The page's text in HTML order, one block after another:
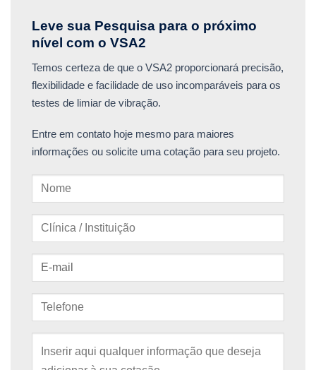
Leve sua Pesquisa para o próximo
nível com o VSA2
Temos certeza de que o VSA2 proporcionará precisão,
flexibilidade e facilidade de uso incomparáveis para os
testes de limiar de vibração.
Entre em contato hoje mesmo para maiores
informações ou solicite uma cotação para seu projeto.